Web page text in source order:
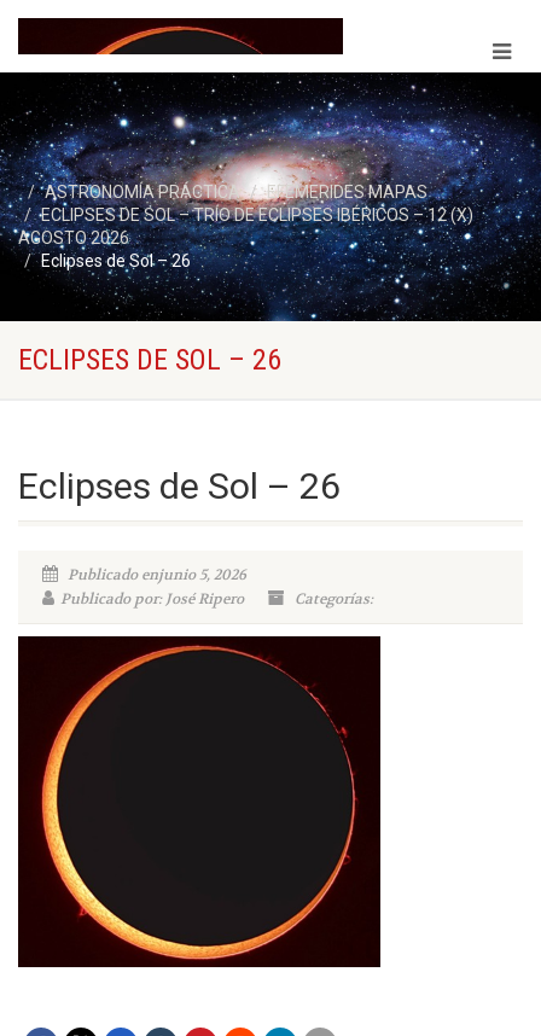
ASTRONOMÍA PRÁCTICA
EFEMERIDES MAPAS
ECLIPSES DE SOL – TRÍO DE ECLIPSES IBÉRICOS – 12 (X)
AGOSTO 2026
Eclipses de Sol – 26
ECLIPSES DE SOL – 26
Eclipses de Sol – 26
Publicado enjunio 5, 2026
Publicado por: José Ripero
Categorías: